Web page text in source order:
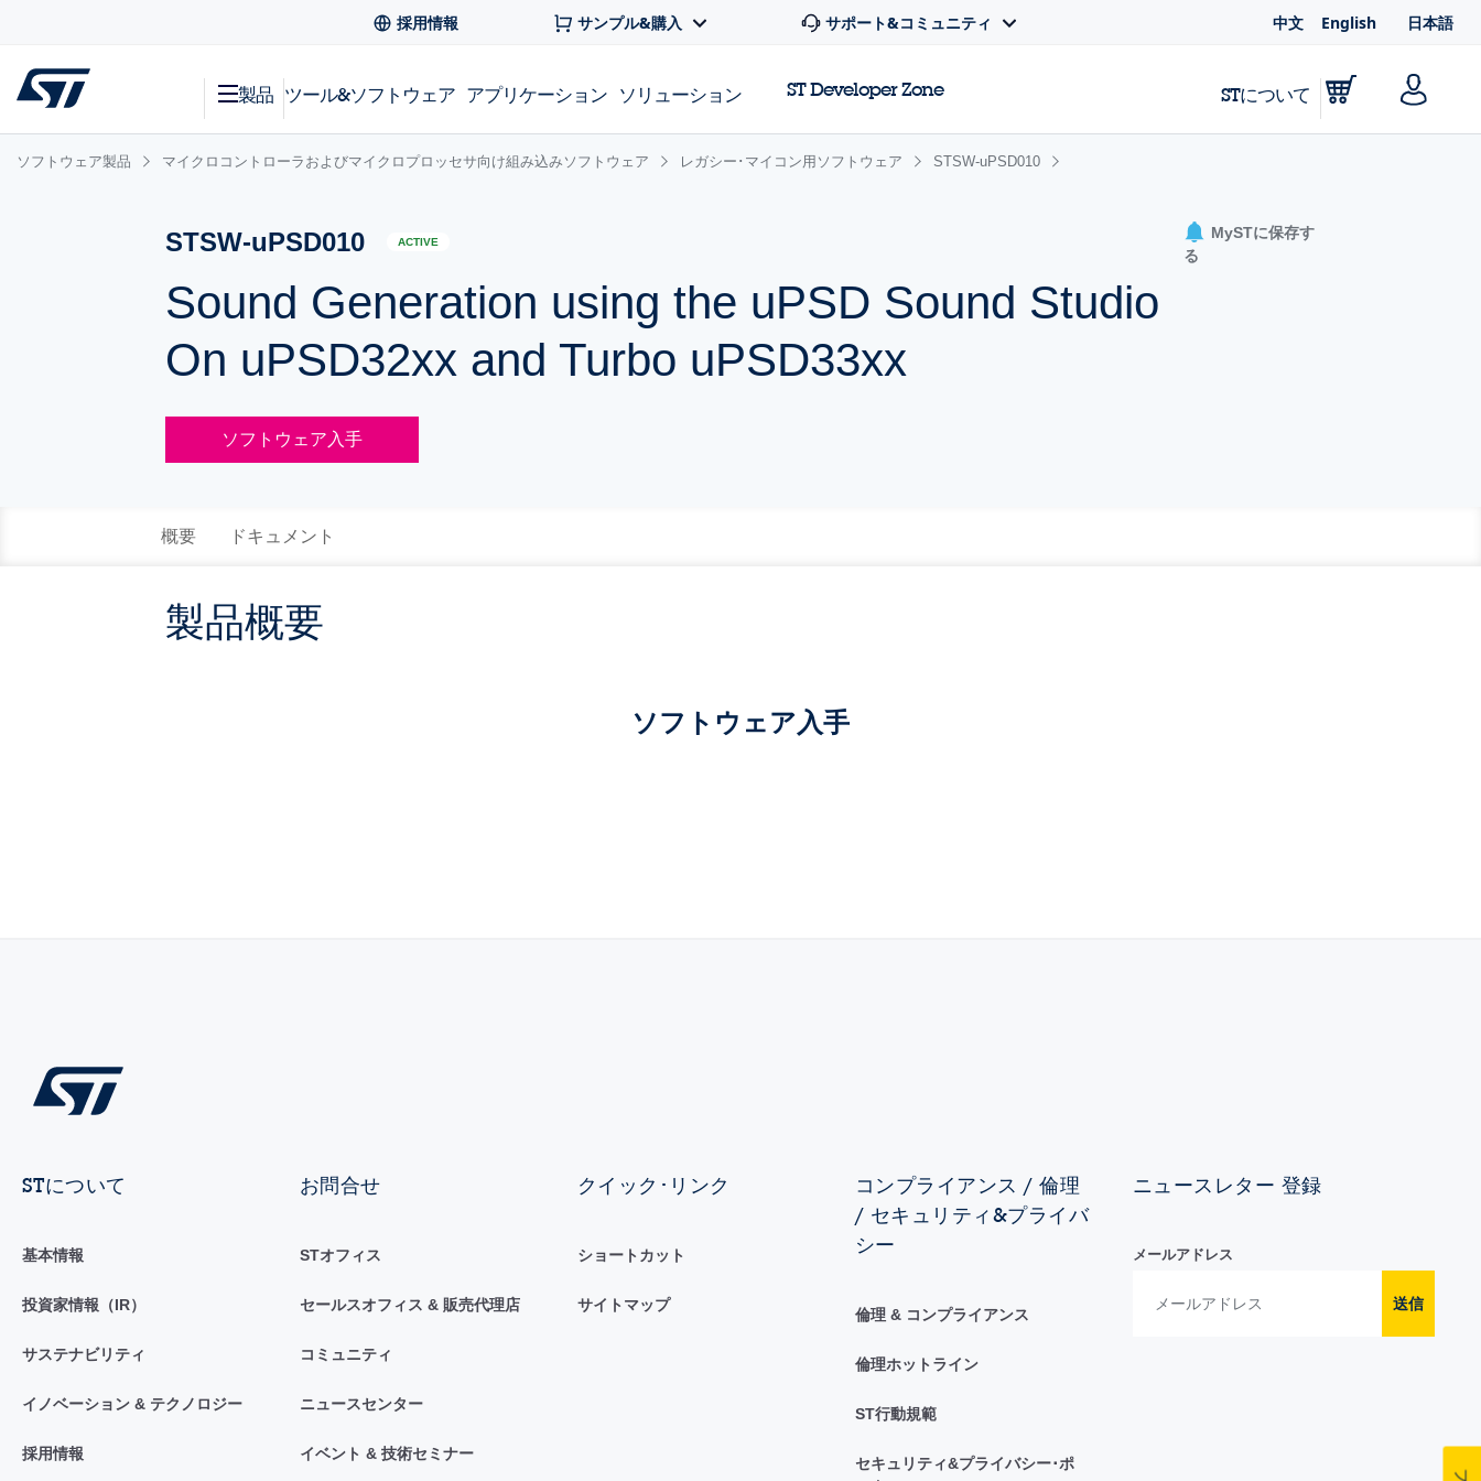
採用情報 サンプル&購入 サポート&コミュニティ 中文 English 日本語
製品 ツール&ソフトウェア アプリケーション ソリューション ST Developer Zone STについて
ソフトウェア製品 マイクロコントローラおよびマイクロプロッセサ向け組み込みソフトウェア レガシー･マイコン用ソフトウェア STSW-uPSD010
STSW-uPSD010 ACTIVE
Sound Generation using the uPSD Sound Studio
On uPSD32xx and Turbo uPSD33xx
MySTに保存す
る
ソフトウェア入手
概要 ドキュメント
製品概要
ソフトウェア入手
STについて
基本情報
投資家情報（IR）
サステナビリティ
イノベーション & テクノロジー
採用情報
お問合せ
STオフィス
セールスオフィス & 販売代理店
コミュニティ
ニュースセンター
イベント & 技術セミナー
クイック･リンク
ショートカット
サイトマップ
コンプライアンス / 倫理
/ セキュリティ&プライバ
シー
倫理 & コンプライアンス
倫理ホットライン
ST行動規範
セキュリティ&プライバシー･ポ
ニュースレター 登録
メールアドレス
送信